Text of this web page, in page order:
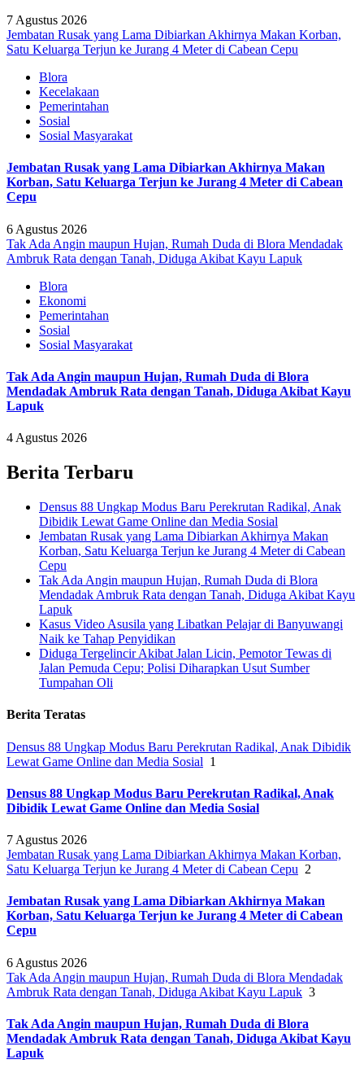
7 Agustus 2026
Jembatan Rusak yang Lama Dibiarkan Akhirnya Makan Korban,
Satu Keluarga Terjun ke Jurang 4 Meter di Cabean Cepu
Blora
Kecelakaan
Pemerintahan
Sosial
Sosial Masyarakat
Jembatan Rusak yang Lama Dibiarkan Akhirnya Makan
Korban, Satu Keluarga Terjun ke Jurang 4 Meter di Cabean
Cepu
6 Agustus 2026
Tak Ada Angin maupun Hujan, Rumah Duda di Blora Mendadak
Ambruk Rata dengan Tanah, Diduga Akibat Kayu Lapuk
Blora
Ekonomi
Pemerintahan
Sosial
Sosial Masyarakat
Tak Ada Angin maupun Hujan, Rumah Duda di Blora
Mendadak Ambruk Rata dengan Tanah, Diduga Akibat Kayu
Lapuk
4 Agustus 2026
Berita Terbaru
Densus 88 Ungkap Modus Baru Perekrutan Radikal, Anak
Dibidik Lewat Game Online dan Media Sosial
Jembatan Rusak yang Lama Dibiarkan Akhirnya Makan
Korban, Satu Keluarga Terjun ke Jurang 4 Meter di Cabean
Cepu
Tak Ada Angin maupun Hujan, Rumah Duda di Blora
Mendadak Ambruk Rata dengan Tanah, Diduga Akibat Kayu
Lapuk
Kasus Video Asusila yang Libatkan Pelajar di Banyuwangi
Naik ke Tahap Penyidikan
Diduga Tergelincir Akibat Jalan Licin, Pemotor Tewas di
Jalan Pemuda Cepu; Polisi Diharapkan Usut Sumber
Tumpahan Oli
Berita Teratas
Densus 88 Ungkap Modus Baru Perekrutan Radikal, Anak Dibidik
Lewat Game Online dan Media Sosial 1
Densus 88 Ungkap Modus Baru Perekrutan Radikal, Anak
Dibidik Lewat Game Online dan Media Sosial
7 Agustus 2026
Jembatan Rusak yang Lama Dibiarkan Akhirnya Makan Korban,
Satu Keluarga Terjun ke Jurang 4 Meter di Cabean Cepu 2
Jembatan Rusak yang Lama Dibiarkan Akhirnya Makan
Korban, Satu Keluarga Terjun ke Jurang 4 Meter di Cabean
Cepu
6 Agustus 2026
Tak Ada Angin maupun Hujan, Rumah Duda di Blora Mendadak
Ambruk Rata dengan Tanah, Diduga Akibat Kayu Lapuk 3
Tak Ada Angin maupun Hujan, Rumah Duda di Blora
Mendadak Ambruk Rata dengan Tanah, Diduga Akibat Kayu
Lapuk